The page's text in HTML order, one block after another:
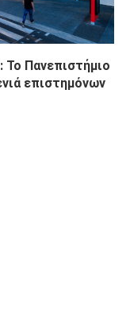
Πανεπιστήμιο
επιστημόνων